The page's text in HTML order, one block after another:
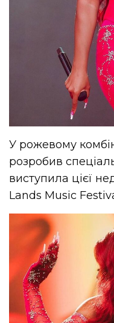
У рожевому
розробив
виступила цієї
Lands Music